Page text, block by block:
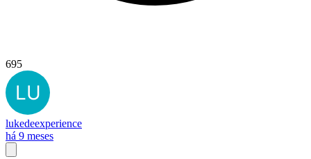
695
lukedeexperience
há 9 meses